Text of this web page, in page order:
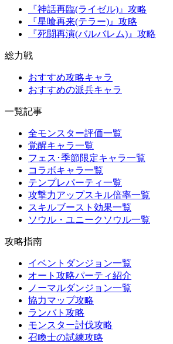
『神話再臨(ライゼル)』攻略
『星喰再来(テラー)』攻略
『死闘再演(バルバレム)』攻略
総力戦
おすすめ攻略キャラ
おすすめの派兵キャラ
一覧記事
全モンスター評価一覧
覚醒キャラ一覧
フェス･季節限定キャラ一覧
コラボキャラ一覧
テンプレパーティ一覧
攻撃力アップスキル倍率一覧
スキルブースト効果一覧
ソウル・ユニークソウル一覧
攻略指南
イベントダンジョン一覧
オート攻略パーティ紹介
ノーマルダンジョン一覧
協力マップ攻略
ランバト攻略
モンスター討伐攻略
召喚士の試練攻略